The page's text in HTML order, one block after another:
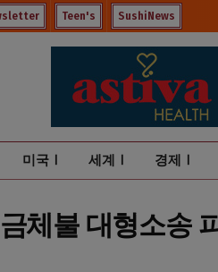
Teen's SushiNews
미국Ⅰ 세계Ⅰ 경제Ⅰ
체불 대형소송